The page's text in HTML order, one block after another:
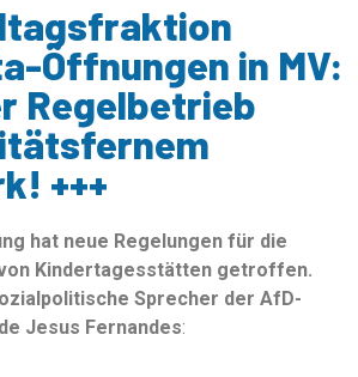
Öffnungen in MV:
Regelbetrieb
+++
hat neue Regelungen für die
Kindertagesstätten getroffen.
Sprecher der AfD-
Jesus Fernandes: